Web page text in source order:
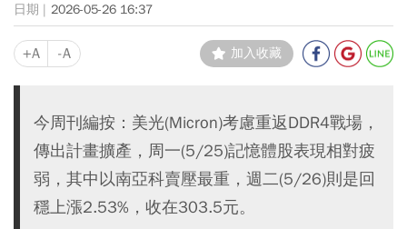
2026-05-26 16:37
+A -A 加入收藏
今周刊編按：美光(Micron)考慮重返DDR4戰場，
傳出計畫擴產，周一(5/25)記憶體股表現相對疲
弱，其中以南亞科賣壓最重，週二(5/26)則是回
穩上漲2.53%，收在303.5元。